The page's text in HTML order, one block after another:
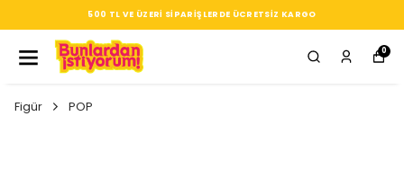
SEÇTIĞIN HER ÜRÜN, TARZINA DAIR KÜÇÜK BIR IMZA
0
Figür POP